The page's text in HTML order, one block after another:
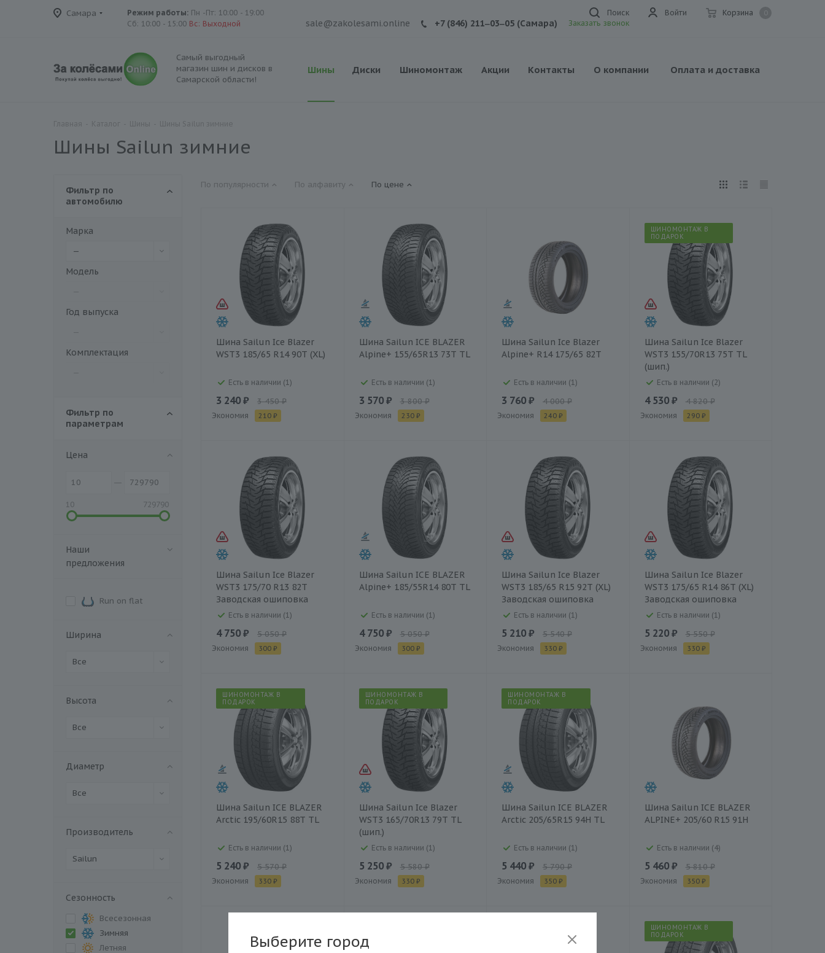
Самара Корзина
Войти
Режим работы: Пн -Пт: 10:00 - 19:00
Сб: 10:00 - 15:00 Вс: Выходной
Поиск
sale@zakolesami.online +7 (846) 211‒03‒05 (Самара) Заказать звонок
Самый выгодный
магазин шин и дисков в
Самарской области!
Шины Диски Шиномонтаж Акции Контакты О компании Оплата и доставка
Шины Sailun зимние
По популярности По алфавиту По цене
Шина Sailun Ice Blazer
WST3 185/65 R14 90T (XL)
Есть в наличии (1)
3 240 ₽ 3 450 ₽
Экономия 210 ₽
Шина Sailun ICE BLAZER
Alpine+ 155/65R13 73T TL
Есть в наличии (1)
3 570 ₽ 3 800 ₽
Экономия 230 ₽
Шина Sailun Ice Blazer
Alpine+ R14 175/65 82T
Есть в наличии (1)
3 760 ₽ 4 000 ₽
Экономия 240 ₽
ШИНОМОНТАЖ В
ПОДАРОК
Шина Sailun Ice Blazer
WST3 155/70R13 75T TL
(шип.)
Есть в наличии (2)
4 530 ₽ 4 820 ₽
Экономия 290 ₽
Шина Sailun Ice Blazer
WST3 175/70 R13 82T
Заводская ошиповка
Есть в наличии (1)
4 750 ₽ 5 050 ₽
Экономия 300 ₽
Шина Sailun ICE BLAZER
Alpine+ 185/55R14 80T TL
Есть в наличии (1)
4 750 ₽ 5 050 ₽
Экономия 300 ₽
Шина Sailun Ice Blazer
WST3 185/65 R15 92T (XL)
Заводская ошиповка
Есть в наличии (1)
5 210 ₽ 5 540 ₽
Экономия 330 ₽
Шина Sailun Ice Blazer
WST3 175/65 R14 86T (XL)
Заводская ошиповка
Есть в наличии (1)
5 220 ₽ 5 550 ₽
Экономия 330 ₽
ШИНОМОНТАЖ В
ПОДАРОК
Шина Sailun ICE BLAZER
Arctic 195/60R15 88T TL
Есть в наличии (1)
5 240 ₽ 5 570 ₽
Экономия 330 ₽
ШИНОМОНТАЖ В
ПОДАРОК
Шина Sailun Ice Blazer
WST3 165/70R13 79T TL
(шип.)
Есть в наличии (1)
5 250 ₽ 5 580 ₽
Экономия 330 ₽
ШИНОМОНТАЖ В
ПОДАРОК
Шина Sailun ICE BLAZER
Arctic 205/65R15 94H TL
Есть в наличии (1)
5 440 ₽ 5 790 ₽
Экономия 350 ₽
Шина Sailun ICE BLAZER
ALPINE+ 205/60 R15 91H
Есть в наличии (4)
5 460 ₽ 5 810 ₽
Экономия 350 ₽
ШИНОМОНТАЖ В
ПОДАРОК
Фильтр по
автомобилю
Марка
—
Модель
Год выпуска
Комплектация
Фильтр по
параметрам
Цена
10 729790
Наши
предложения
Run on flat
Ширина
Все
Высота
Все
Диаметр
Все
Производитель
Sailun
Сезонность
Всесезонная
Зимняя
Летняя
Выберите город